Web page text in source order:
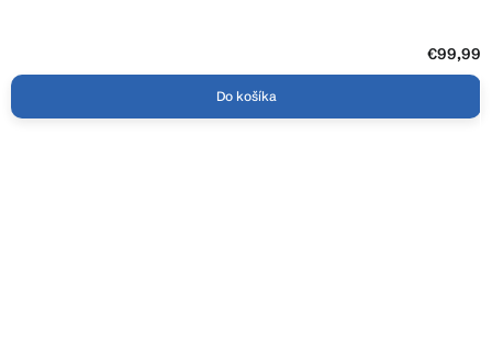
€99,99
Do košíka